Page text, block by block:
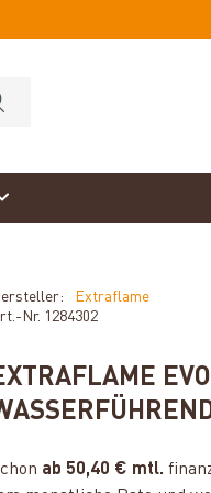
Extraflame
Nr. 1284302
ab 50,40 € mtl.